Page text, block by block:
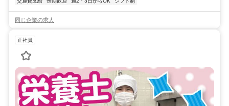
同じ企業の求人
正社員